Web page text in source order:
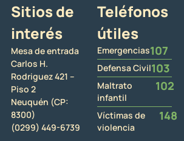
Sitios de
interés
Mesa de entrada
Carlos H.
Rodriguez 421 –
Piso 2
Neuquén (CP:
8300)
(0299) 449-6739
Teléfonos
útiles
Emergencias107
Defensa Civil103
Maltrato
infantil
102
Víctimas de
violencia
148